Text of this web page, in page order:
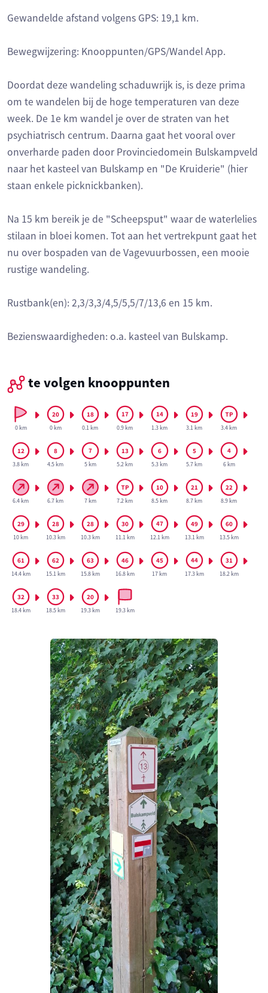
Gewandelde afstand volgens GPS: 19,1 km.
Bewegwijzering: Knooppunten/GPS/Wandel App.
Doordat deze wandeling schaduwrijk is, is deze prima
om te wandelen bij de hoge temperaturen van deze
week. De 1e km wandel je over de straten van het
psychiatrisch centrum. Daarna gaat het vooral over
onverharde paden door Provinciedomein Bulskampveld
naar het kasteel van Bulskamp en "De Kruiderie" (hier
staan enkele picknickbanken).
Na 15 km bereik je de "Scheepsput" waar de waterlelies
stilaan in bloei komen. Tot aan het vertrekpunt gaat het
nu over bospaden van de Vagevuurbossen, een mooie
rustige wandeling.
Rustbank(en): 2,3/3,3/4,5/5,5/7/13,6 en 15 km.
Bezienswaardigheden: o.a. kasteel van Bulskamp.
te volgen knooppunten
0 km 0 km 0.1 km 0.9 km 1.3 km 3.1 km 3.4 km
3.8 km 4.5 km 5 km 5.2 km 5.3 km 5.7 km 6 km
6.4 km 6.7 km 7 km 7.2 km 8.5 km 8.7 km 8.9 km
10 km 10.3 km 10.3 km 11.1 km 12.1 km 13.1 km 13.5 km
14.4 km 15.1 km 15.8 km 16.8 km 17 km 17.3 km 18.2 km
18.4 km 18.5 km 19.3 km 19.3 km